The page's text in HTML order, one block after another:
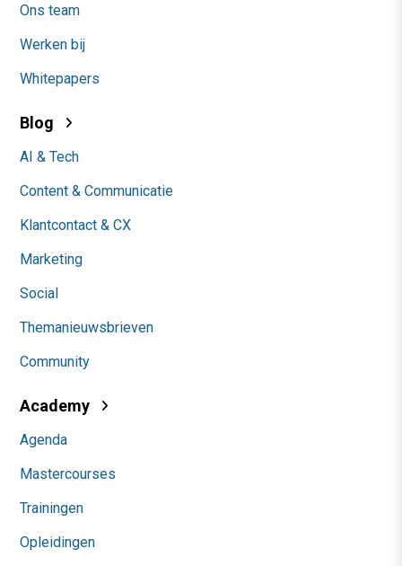
Ons team
Werken bij
Whitepapers
Blog
AI & Tech
Content & Communicatie
Klantcontact & CX
Marketing
Social
Themanieuwsbrieven
Community
Academy
Agenda
Mastercourses
Trainingen
Opleidingen